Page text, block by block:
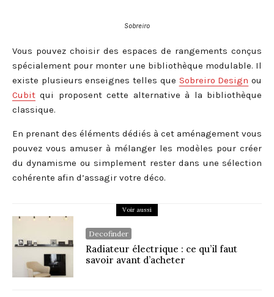
Sobreiro
Vous pouvez choisir des espaces de rangements conçus
spécialement pour monter une bibliothèque modulable. Il
existe plusieurs enseignes telles que Sobreiro Design ou
Cubit qui proposent cette alternative à la bibliothèque
classique.
En prenant des éléments dédiés à cet aménagement vous
pouvez vous amuser à mélanger les modèles pour créer
du dynamisme ou simplement rester dans une sélection
cohérente afin d’assagir votre déco.
Voir aussi
Decofinder
Radiateur électrique : ce qu’il faut
savoir avant d’acheter